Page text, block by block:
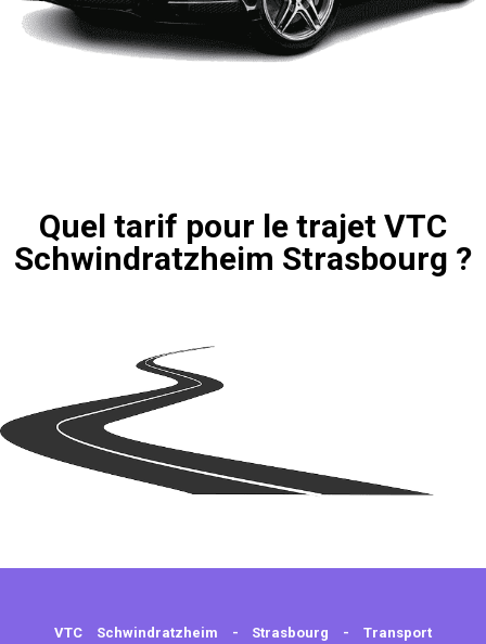
Quel tarif pour le trajet VTC
Schwindratzheim Strasbourg ?
VTC Schwindratzheim - Strasbourg - Transport